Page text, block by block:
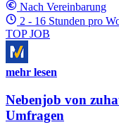
Nach Vereinbarung
2 - 16 Stunden pro
TOP JOB
mehr lesen
Nebenjob von
Umfragen